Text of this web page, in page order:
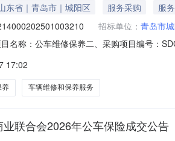
东省｜青岛市｜城阳区 服务采购
服务
招标单位： 青岛市
名称：公车维修保养二、采购项目编号：
目联系人信息：戴志鹏联系电话:0532-
17:02
养 车辆维修和保养服务
联合会2026年公车保险成交公告